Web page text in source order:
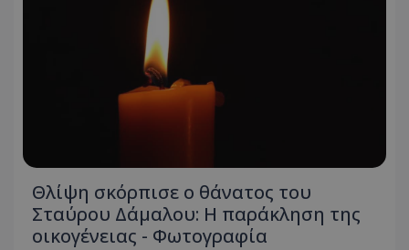
Θλίψη σκόρπισε ο θάνατος του
Σταύρου Δάμαλου: Η παράκληση της
οικογένειας - Φωτογραφία